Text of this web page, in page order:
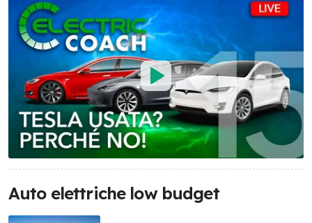
Auto elettriche low budget